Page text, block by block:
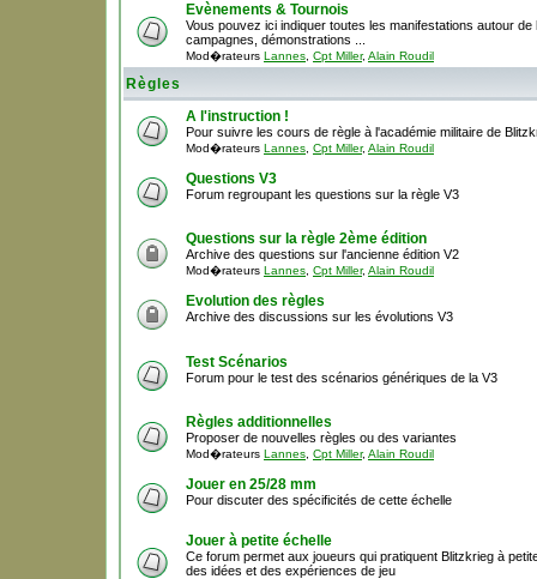
Evènements & Tournois
Vous pouvez ici indiquer toutes les manifestations autour
campagnes, démonstrations ...
Mod�rateurs Lannes Cpt Miller, Alain Roudil
Règles
A l'instruction !
Pour suivre les cours de règle à l'académie militaire de
Mod�rateurs Lannes Cpt Miller, Alain Roudil
Questions V3
Forum regroupant les questions sur la règle V3
Questions sur la règle 2ème édition
Archive des questions sur l'ancienne édition V2
Mod�rateurs Lannes Cpt Miller, Alain Roudil
Evolution des règles
Archive des discussions sur les évolutions V3
Test Scénarios
Forum pour le test des scénarios génériques de la V3
Règles additionnelles
Proposer de nouvelles règles ou des variantes
Mod�rateurs Lannes Cpt Miller, Alain Roudil
Jouer en 25/28 mm
Pour discuter des spécificités de cette échelle
Jouer à petite échelle
Ce forum permet aux joueurs qui pratiquent Blitzkrieg à
des idées et des expériences de jeu